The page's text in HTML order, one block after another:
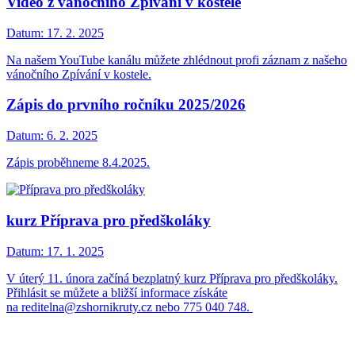
Datum: 17. 2. 2025
Na našem YouTube kanálu můžete zhlédnout profi záznam z našeho
vánočního Zpívání v kostele.
Zápis do prvního ročníku 2025/2026
Datum: 6. 2. 2025
Zápis proběhneme 8.4.2025.
kurz Příprava pro předškoláky
Datum: 17. 1. 2025
V úterý 11. února začíná bezplatný kurz Příprava pro předškoláky.
Přihlásit se můžete a bližší informace získáte
na reditelna@zshornikruty.cz nebo 775 040 748.